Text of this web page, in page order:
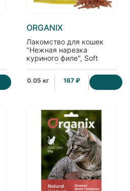
ORGANIX
Лакомство для кошек
"Нежная нарезка
куриного филе", Soft
chicken fillet shreds
0.05 кг 167 ₽